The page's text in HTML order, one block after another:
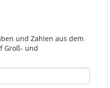
und Zahlen aus dem
Groß- und